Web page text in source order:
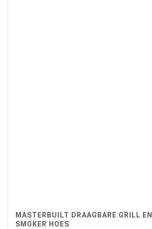
MASTERBUILT DRAAGBARE GRILL EN
SMOKER HOES